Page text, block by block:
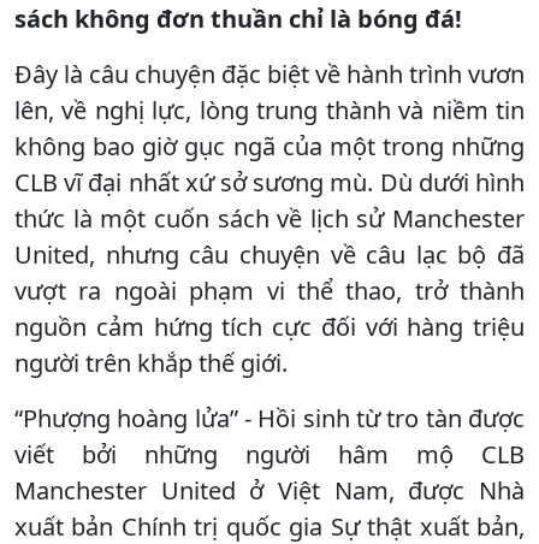
sách không đơn thuần chỉ là bóng đá!
Đây là câu chuyện đặc biệt về hành trình vươn
lên, về nghị lực, lòng trung thành và niềm tin
không bao giờ gục ngã của một trong những
CLB vĩ đại nhất xứ sở sương mù. Dù dưới hình
thức là một cuốn sách về lịch sử Manchester
United, nhưng câu chuyện về câu lạc bộ đã
vượt ra ngoài phạm vi thể thao, trở thành
nguồn cảm hứng tích cực đối với hàng triệu
người trên khắp thế giới.
“Phượng hoàng lửa” - Hồi sinh từ tro tàn được
viết bởi những người hâm mộ CLB
Manchester United ở Việt Nam, được Nhà
xuất bản Chính trị quốc gia Sự thật xuất bản,